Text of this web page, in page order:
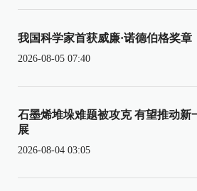
我国科学家首获威廉·诺德伯格奖章
2026-08-05 07:40
石墨烯堆垛难题被攻克 有望推动新
展
2026-08-04 03:05